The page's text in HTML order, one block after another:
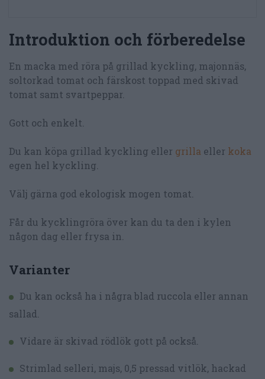
Introduktion och förberedelse
En macka med röra på grillad kyckling, majonnäs,
soltorkad tomat och färskost toppad med skivad
tomat samt svartpeppar.
Gott och enkelt.
Du kan köpa grillad kyckling eller grilla eller koka
egen hel kyckling.
Välj gärna god ekologisk mogen tomat.
Får du kycklingröra över kan du ta den i kylen
någon dag eller frysa in.
Varianter
Du kan också ha i några blad ruccola eller annan
sallad.
Vidare är skivad rödlök gott på också.
Strimlad selleri, majs, 0,5 pressad vitlök, hackad